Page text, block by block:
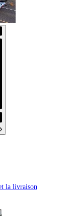
la livraison